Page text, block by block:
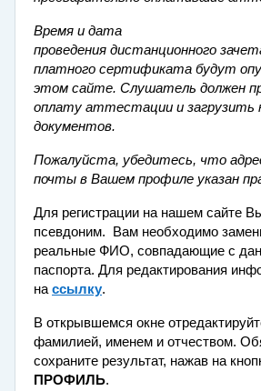
Время и дата
проведения дистанционного
платного сертификата будут
этом сайте. Слушатель должен
оплату аттестации и загрузить
документов.
Пожалуйста, убедитесь, что
почты в Вашем профиле указан
Для регистрации на нашем сайте
псевдоним. Вам необходимо
реальные ФИО, совпадающие с
паспорта. Для редактирования
на ссылку.
В открывшемся окне
фамилией, именем и отчеством.
сохраните результат, нажав на
ПРОФИЛЬ.